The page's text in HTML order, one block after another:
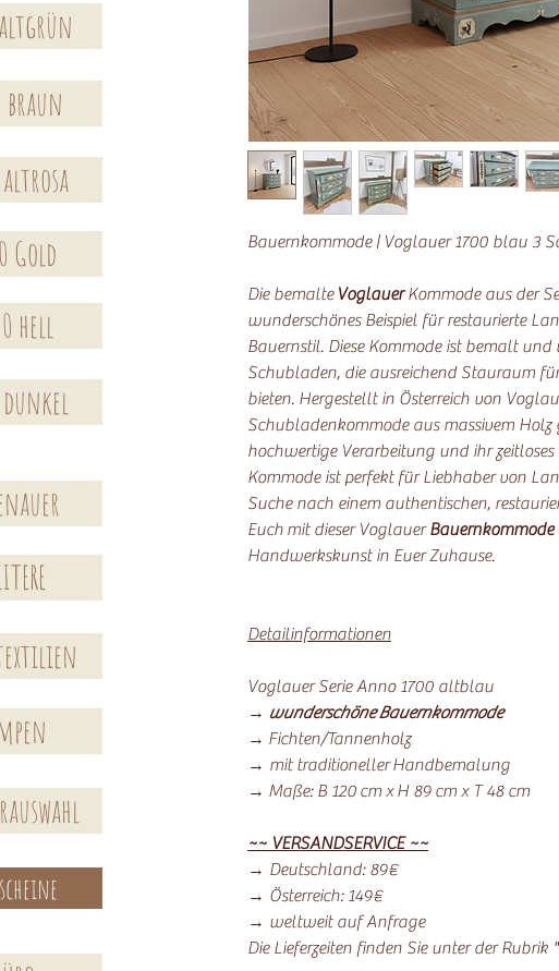
Bauernkommode | Voglauer 1700 blau 3
Die bemalte VoglauerKommode aus der
wunderschönes Beispiel für restaurierte
Bauernstil. Diese Kommode ist bemalt
Schubladen, die ausreichend Stauraum
bieten. Hergestellt in Österreich von
Schubladenkommode aus massivem
hochwertige Verarbeitung und ihr zeitloses
Kommode ist perfekt für Liebhaber von
Suche nach einem authentischen,
Euch mit dieser VoglauerBauernkommode
Handwerkskunst in Euer Zuhause.
Detailinformationen
Voglauer Serie Anno 1700 altblau
→ wunderschöne Bauernkommode
→ Fichten/Tannenholz
→ mit traditioneller Handbemalung
→ Maße: B 120 cm x H 89 cm x T 48 cm
~~ VERSANDSERVICE ~~
→ Deutschland: 89€
→ Österreich: 149€
→ weltweit auf Anfrage
Die Lieferzeiten finden Sie unter der Rubrik
braun
Gold
hell